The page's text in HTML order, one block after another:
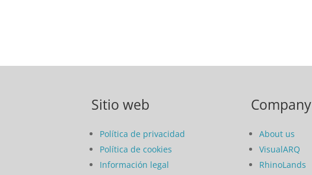
Sitio web
Política de privacidad
Política de cookies
Información legal
Company
About us
VisualARQ
RhinoLands